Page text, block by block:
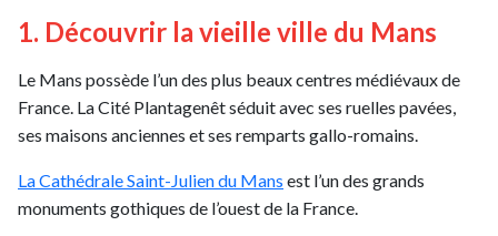
1. Découvrir la vieille ville du Mans
Le Mans possède l’un des plus beaux centres médiévaux de
France. La Cité Plantagenêt séduit avec ses ruelles pavées,
ses maisons anciennes et ses remparts gallo-romains.
La Cathédrale Saint-Julien du Mans est l’un des grands
monuments gothiques de l’ouest de la France.